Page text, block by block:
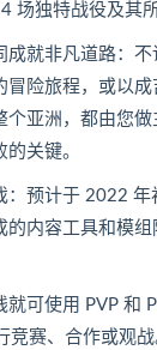
场独特战役及其
成就非凡道路：
冒险旅程，或以
个亚洲，都由您
关键。
预计于 2022 年
的内容工具和模
可使用 PVP 和
赛、合作或观战